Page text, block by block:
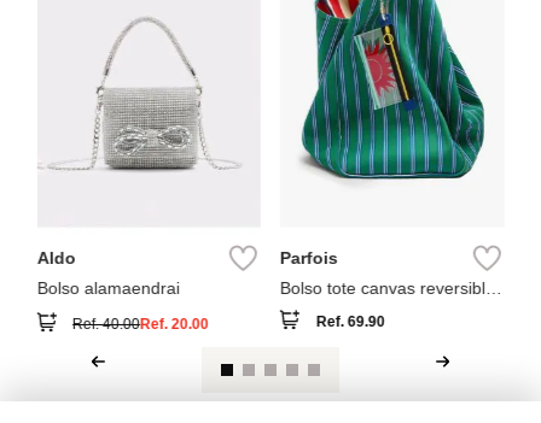
Aldo
Bolso alamaendrai
Ref.40.00Ref.20.00
Parfois
Bolso tote canvas reversible
a rayas
Ref.69.90